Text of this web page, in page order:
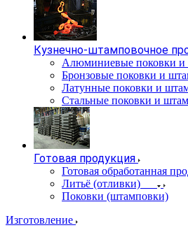
Кузнечно-штамповочное
Алюминиевые поковки и
Бронзовые поковки и
Латунные поковки и
Стальные поковки и
Готовая продукция
Готовая обработанная
Литьё (отливки)
Поковки (штамповки)
Изготовление